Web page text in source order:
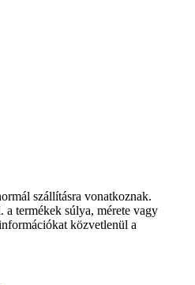
szállításra vonatkoznak.
termékek súlya, mérete vagy
közvetlenül a